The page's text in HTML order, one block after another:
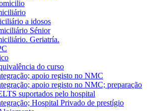
a idosos
Sénior
Geriatría.
do curso
apoio registo no NMC
apoio registo no NMC; preparação
suportados pelo hospital
Hospital Privado de prestígio